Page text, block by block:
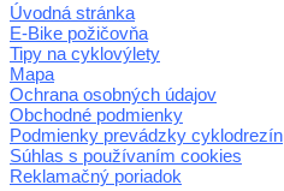
Úvodná stránka
E-Bike požičovňa
Tipy na cyklovýlety
Mapa
Ochrana osobných údajov
Obchodné podmienky
Podmienky prevádzky cyklodrezín
Súhlas s používaním cookies
Reklamačný poriadok